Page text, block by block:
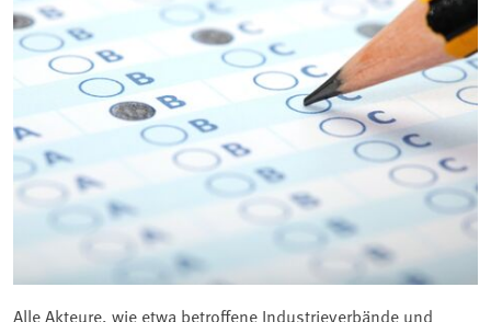
Alle Akteure, wie etwa betroffene Industrieverbände und